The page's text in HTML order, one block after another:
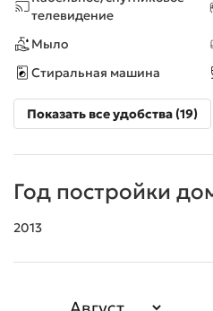
телевидение
Мыло
Стиральная машина
Показать все удобства (19)
Год постройки
2013